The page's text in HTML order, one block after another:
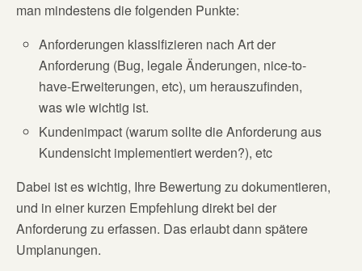
man mindestens die folgenden Punkte:
Anforderungen klassifizieren nach Art der
Anforderung (Bug, legale Änderungen, nice-to-
have-Erweiterungen, etc), um herauszufinden,
was wie wichtig ist.
Kundenimpact (warum sollte die Anforderung aus
Kundensicht implementiert werden?), etc
Dabei ist es wichtig, Ihre Bewertung zu dokumentieren,
und in einer kurzen Empfehlung direkt bei der
Anforderung zu erfassen. Das erlaubt dann spätere
Umplanungen.